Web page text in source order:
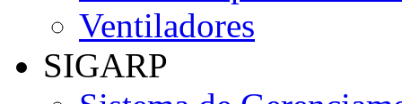
Ventiladores
SIGARP